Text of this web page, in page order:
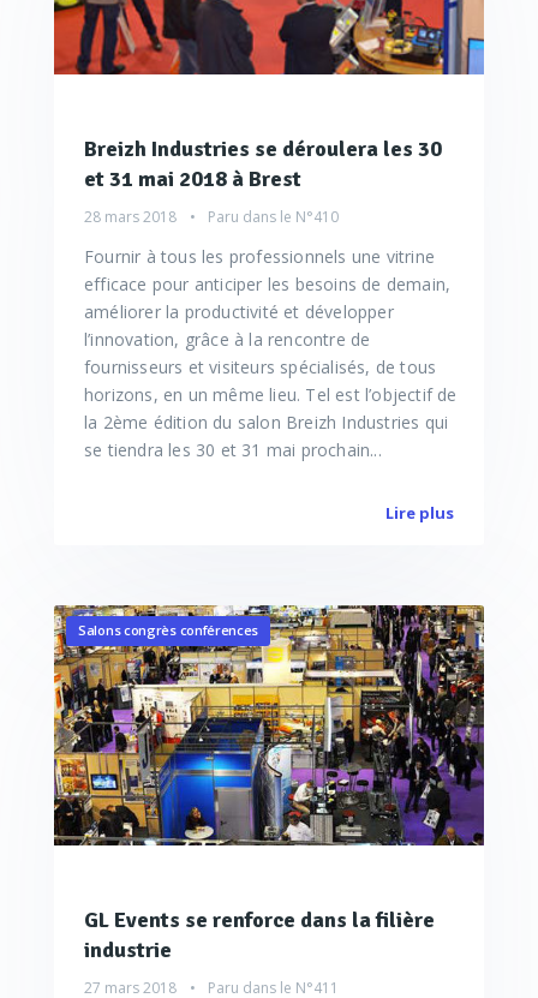
Breizh Industries se déroulera les 30
et 31 mai 2018 à Brest
28 mars 2018 Paru dans le N°410
Fournir à tous les professionnels une vitrine
efficace pour anticiper les besoins de demain,
améliorer la productivité et développer
l’innovation, grâce à la rencontre de
fournisseurs et visiteurs spécialisés, de tous
horizons, en un même lieu. Tel est l’objectif de
la 2ème édition du salon Breizh Industries qui
se tiendra les 30 et 31 mai prochain...
Lire plus
Salons congrès conférences
GL Events se renforce dans la filière
industrie
27 mars 2018 Paru dans le N°411